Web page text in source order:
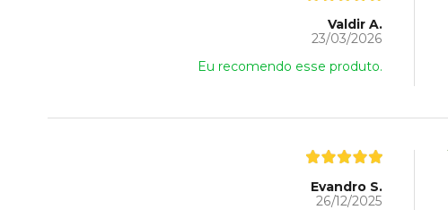
Valdir A.
23/03/2026
Eu recomendo esse produto.
Evandro S.
26/12/2025